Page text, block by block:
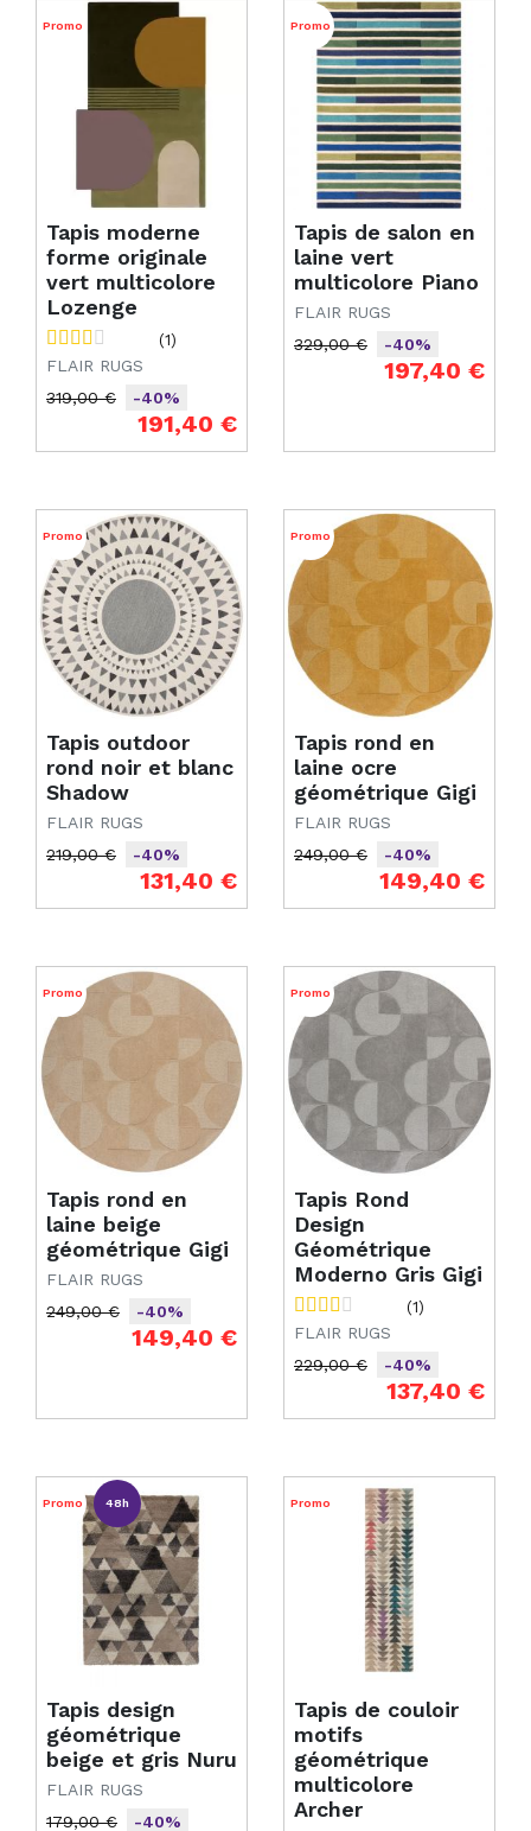
Tapis moderne
forme originale
vert multicolore
Lozenge
(1)
FLAIR RUGS
Prix de base
319,00 €
-40%
191,40 €
Promo
Tapis de salon en
laine vert
multicolore Piano
FLAIR RUGS
Prix de base
329,00 €
-40%
197,40 €
Promo
Tapis outdoor
rond noir et blanc
Shadow
FLAIR RUGS
Prix de base
219,00 €
-40%
131,40 €
Promo
Tapis rond en
laine ocre
géométrique Gigi
FLAIR RUGS
Prix de base
249,00 €
-40%
149,40 €
Promo
Tapis rond en
laine beige
géométrique Gigi
FLAIR RUGS
Prix de base
249,00 €
-40%
149,40 €
Promo
Tapis Rond
Design
Géométrique
Moderno Gris Gigi
(1)
FLAIR RUGS
Prix de base
229,00 €
-40%
137,40 €
Promo
Tapis design
géométrique
beige et gris Nuru
FLAIR RUGS
179,00 €
-40%
Promo 48h
Tapis de couloir
motifs
géométrique
multicolore
Archer
Promo